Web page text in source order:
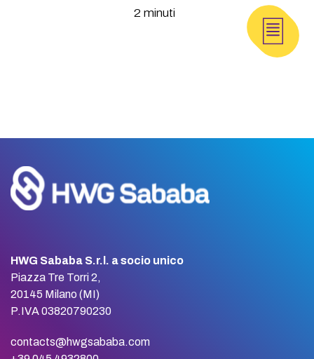
2 minuti
HWG Sababa S.r.l. a socio unico
Piazza Tre Torri 2,
20145 Milano (MI)
P.IVA 03820790230
contacts@hwgsababa.com